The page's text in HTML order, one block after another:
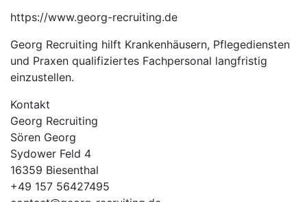
https://www.georg-recruiting.de
Georg Recruiting hilft Krankenhäusern, Pflegediensten
und Praxen qualifiziertes Fachpersonal langfristig
einzustellen.
Kontakt
Georg Recruiting
Sören Georg
Sydower Feld 4
16359 Biesenthal
+49 157 56427495